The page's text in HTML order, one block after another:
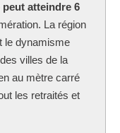
peut atteindre 6
La région
le dynamisme
villes de la
au mètre carré
les retraités et